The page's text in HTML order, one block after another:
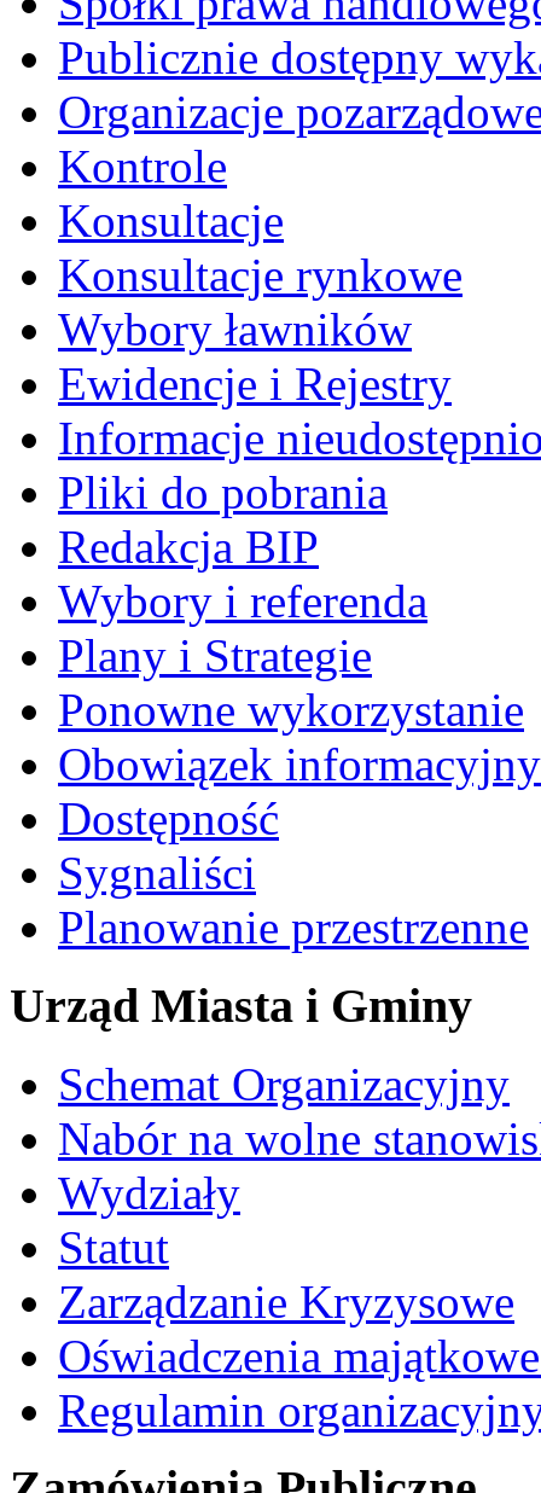
Publicznie dostępny
Organizacje
Kontrole
Konsultacje
Konsultacje rynkowe
Wybory ławników
Ewidencje i Rejestry
Informacje
Pliki do pobrania
Redakcja BIP
Wybory i referenda
Plany i Strategie
Ponowne wykorzystanie
Obowiązek informacyjny
Dostępność
Sygnaliści
Planowanie przestrzenne
Urząd Miasta i Gminy
Schemat Organizacyjny
Nabór na wolne
Wydziały
Statut
Zarządzanie Kryzysowe
Oświadczenia
Regulamin